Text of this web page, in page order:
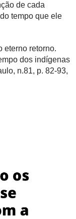
de cada
tempo que ele
eterno retorno.
dos indígenas
n.81, p. 82-93,